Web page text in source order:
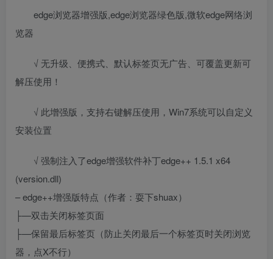
edge浏览器增强版,edge浏览器绿色版,微软edge网络浏
览器
√ 无升级、便携式、默认标签页无广告、可覆盖更新可
解压使用！
√ 此增强版，支持右键解压使用，Win7系统可以自定义
安装位置
√ 强制注入了edge增强软件补丁edge++ 1.5.1 x64
(version.dll)
– edge++增强版特点（作者：耍下shuax）
├—双击关闭标签页面
├—保留最后标签页（防止关闭最后一个标签页时关闭浏览
器，点X不行）